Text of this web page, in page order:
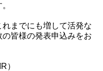
までにも増して活発な
皆様の発表申込みをお
）